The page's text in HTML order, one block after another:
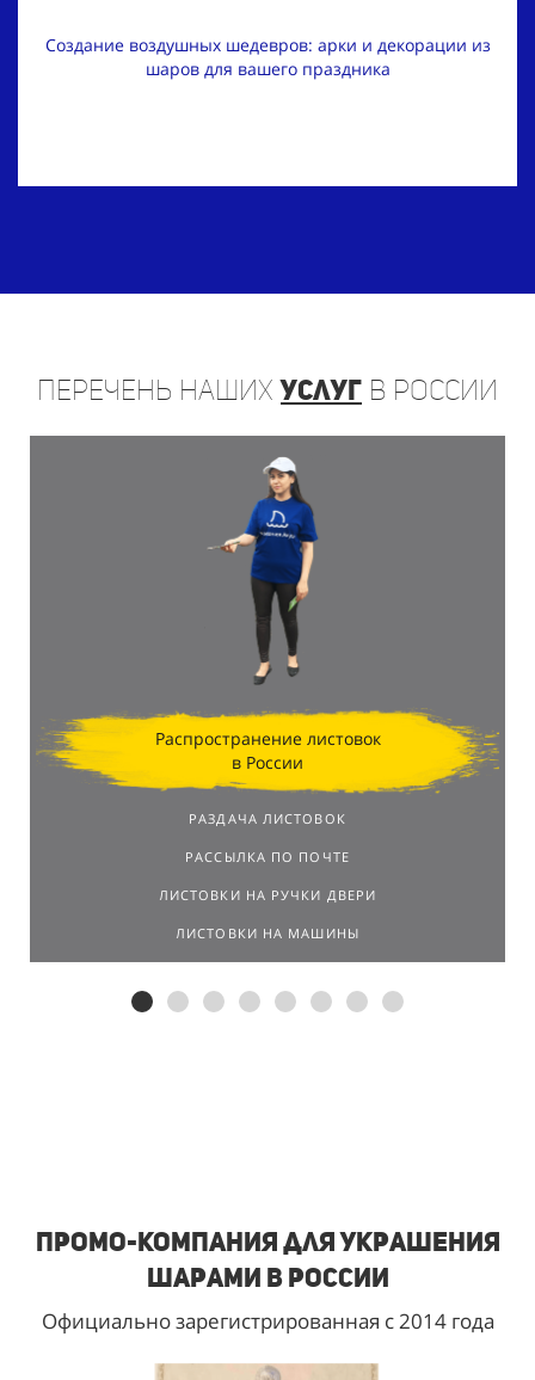
Создание воздушных шедевров: арки и декорации из
шаров для вашего праздника
Перечень нашихуслуг в России
Распространение листовок
в России
РАЗДАЧА ЛИСТОВОК
РАССЫЛКА ПО ПОЧТЕ
ЛИСТОВКИ НА РУЧКИ ДВЕРИ
ЛИСТОВКИ НА МАШИНЫ
Промо-компания для украшения
шарами в России
Официально зарегистрированная с 2014 года